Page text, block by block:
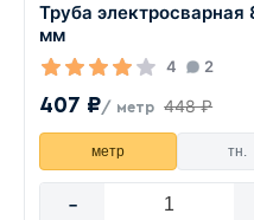
Труба электросварная
мм
4 2
407 ₽/ метр 448 ₽
метр тн.
-